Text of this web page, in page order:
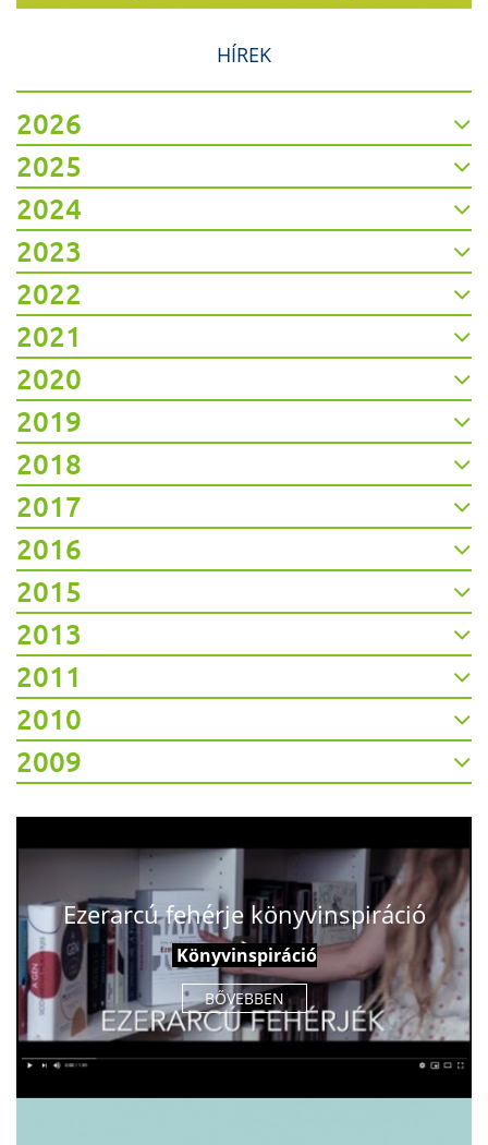
HÍREK
2026
2025
2024
2023
2022
2021
2020
2019
2018
2017
2016
2015
2013
2011
2010
2009
Ezerarcú fehérje könyvinspiráció
Könyvinspiráció
BŐVEBBEN